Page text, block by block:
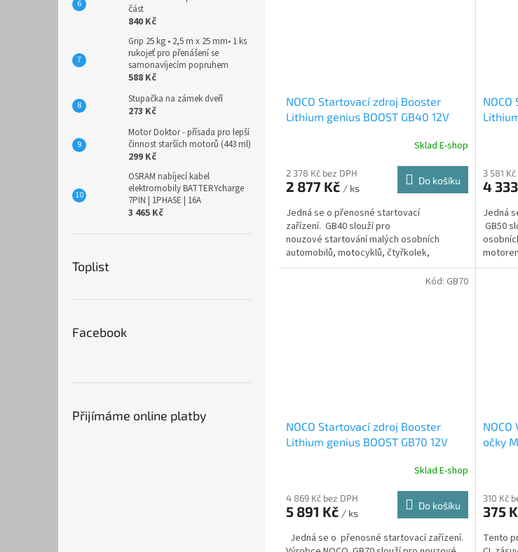
část
840 Kč
Grip 25 kg • 2,5 m x 25 mm• 1 ks
rukojeť pro přenášení se
samonavíjecím popruhem
588 Kč
Stupačka na zámek dveří
273 Kč
Motor Doktor - přísada pro lepší
činnost starších motorů (443 ml)
299 Kč
OSRAM nabíjecí kabel
elektromobily BATTERYcharge
7PIN | 1PHASE | 16A
3 465 Kč
Toplist
Facebook
Přijímáme online platby
NOCO Startovací zdroj Booster
Lithium genius BOOST GB40 12V
Sklad E-shop
2 378 Kč bez DPH
2 877 Kč / ks
Do košíku
Jedná se o přenosné startovací
zařízení. GB40 slouží pro
nouzové startování malých osobních
automobilů, motocyklů, čtyřkolek,
sekaček atd. reálným proudem až 300A.
3 581
4
Jedná
GB50
NOCO Startovací zdroj Booster
Lithium genius BOOST GB70 12V
Sklad E-shop
4 869 Kč bez DPH
5 891 Kč / ks
Do košíku
Jedná se o přenosné startovací zařízení.
Kód: GB70
očky
310 Kč
375
Tento